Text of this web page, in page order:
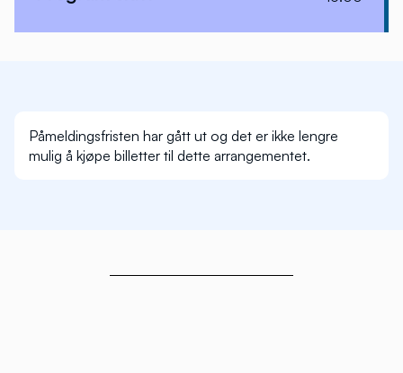
Påmeldingsfristen har gått ut og det er ikke lengre
mulig å kjøpe billetter til dette arrangementet.